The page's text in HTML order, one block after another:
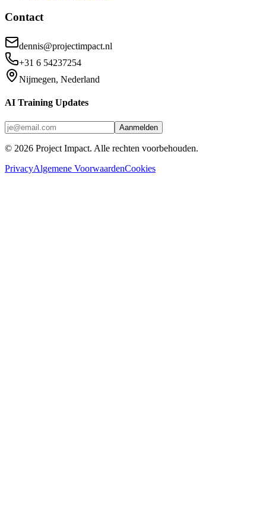
Contact
dennis@projectimpact.nl
+31 6 54237254
Nijmegen, Nederland
AI Training Updates
Aanmelden
© 2026 Project Impact. Alle rechten voorbehouden.
PrivacyAlgemene VoorwaardenCookies